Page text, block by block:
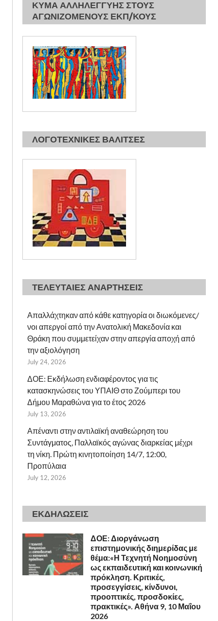
ΚΥΜΑ ΑΛΛΗΛΕΓΓΥΗΣ ΣΤΟΥΣ
ΑΓΩΝΙΖΟΜΕΝΟΥΣ ΕΚΠ/ΚΟΥΣ
ΛΟΓΟΤΕΧΝΙΚΕΣ ΒΑΛΙΤΣΕΣ
ΤΕΛΕΥΤΑΙΕΣ ΑΝΑΡΤΗΣΕΙΣ
Απαλλάχτηκαν από κάθε κατηγορία οι διωκόμενες/
νοι απεργοί από την Ανατολική Μακεδονία και
Θράκη που συμμετείχαν στην απεργία αποχή από
την αξιολόγηση
July 24, 2026
ΔΟΕ: Εκδήλωση ενδιαφέροντος για τις
κατασκηνώσεις του ΥΠΑΙΘ στο Ζούμπερι του
Δήμου Μαραθώνα για το έτος 2026
July 13, 2026
Απέναντι στην αντιλαϊκή αναθεώρηση του
Συντάγματος, Παλλαϊκός αγώνας διαρκείας μέχρι
τη νίκη. Πρώτη κινητοποίηση 14/7, 12:00,
Προπύλαια
July 12, 2026
ΕΚΔΗΛΩΣΕΙΣ
ΔΟΕ: Διοργάνωση
επιστημονικής διημερίδας με
θέμα:«Η Τεχνητή Νοημοσύνη
ως εκπαιδευτική και κοινωνική
πρόκληση. Κριτικές,
προσεγγίσεις, κίνδυνοι,
προοπτικές, προσδοκίες,
πρακτικές». Αθήνα 9, 10 Μαΐου
2026